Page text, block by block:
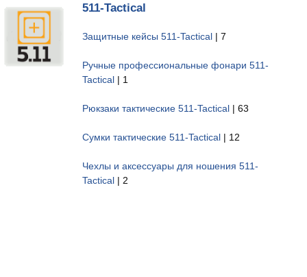
511-Tactical
Защитные кейсы 511-Tactical | 7
Ручные профессиональные фонари 511-
Tactical | 1
Рюкзаки тактические 511-Tactical | 63
Сумки тактические 511-Tactical | 12
Чехлы и аксессуары для ношения 511-
Tactical | 2